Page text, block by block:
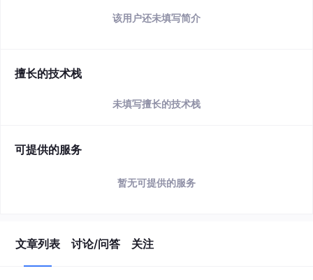
该用户还未填写简介
擅长的技术栈
未填写擅长的技术栈
可提供的服务
暂无可提供的服务
文章列表 讨论/问答 关注